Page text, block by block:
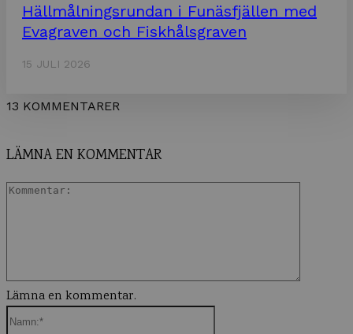
Hällmålningsrundan i Funäsfjällen med
Evagraven och Fiskhålsgraven
15 JULI 2026
13 KOMMENTARER
LÄMNA EN KOMMENTAR
Lämna en kommentar.